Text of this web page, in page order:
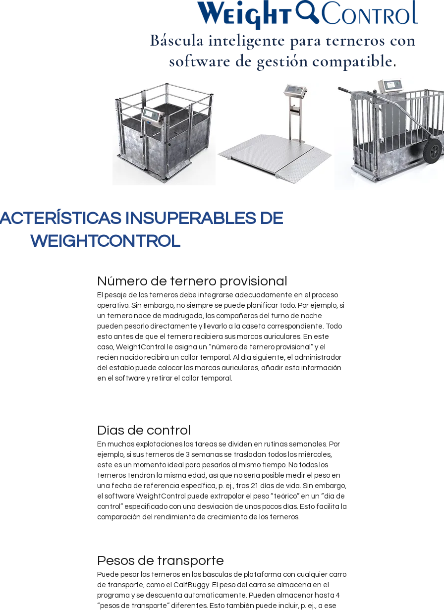
Báscula inteligente para terneros con
software de gestión compatible.
INSUPERABLES DE
WEIGHTCONTROL
Número de ternero provisional
El pesaje de los terneros debe integrarse adecuadamente en el proceso
operativo. Sin embargo, no siempre se puede planificar todo. Por ejemplo, si
un ternero nace de madrugada, los compañeros del turno de noche
pueden pesarlo directamente y llevarlo a la caseta correspondiente. Todo
esto antes de que el ternero recibiera sus marcas auriculares. En este
caso, WeightControl le asigna un “número de ternero provisional” y el
recién nacido recibirá un collar temporal. Al día siguiente, el administrador
del establo puede colocar las marcas auriculares, añadir esta información
en el software y retirar el collar temporal.
Días de control
En muchas explotaciones las tareas se dividen en rutinas semanales. Por
ejemplo, si sus terneros de 3 semanas se trasladan todos los miércoles,
este es un momento ideal para pesarlos al mismo tiempo. No todos los
terneros tendrán la misma edad, así que no sería posible medir el peso en
una fecha de referencia específica, p. ej., tras 21 días de vida. Sin embargo,
el software WeightControl puede extrapolar el peso “teórico” en un “día de
control” especificado con una desviación de unos pocos días. Esto facilita la
comparación del rendimiento de crecimiento de los terneros.
Pesos de transporte
Puede pesar los terneros en las básculas de plataforma con cualquier carro
de transporte, como el CalfBuggy. El peso del carro se almacena en el
programa y se descuenta automáticamente. Pueden almacenar hasta 4
“pesos de transporte” diferentes. Esto también puede incluir, p. ej., a ese